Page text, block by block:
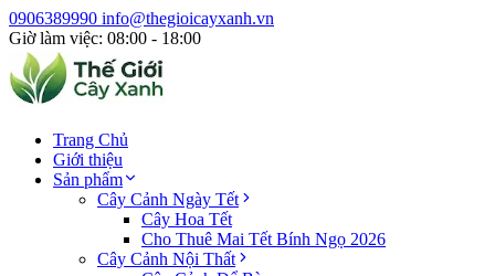
0906389990 info@thegioicayxanh.vn
Giờ làm việc: 08:00 - 18:00
Trang Chủ
Giới thiệu
Sản phẩm
Cây Cảnh Ngày Tết
Cây Hoa Tết
Cho Thuê Mai Tết Bính Ngọ 2026
Cây Cảnh Nội Thất